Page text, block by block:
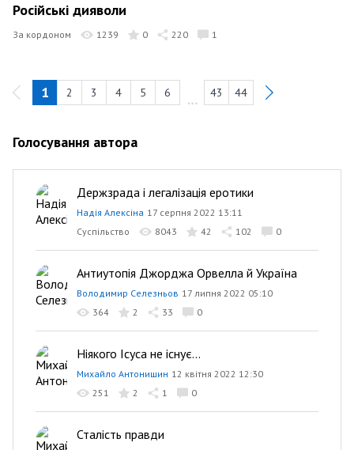
Російські дияволи
За кордоном 1239 0 220 1
1 2 3 4 5 6 43 44
Голосування автора
Держзрада і легалізація еротики
Надія Алексіна 17 серпня 2022 13:11
Суспільство
8043 42 102 0
Антиутопія Джорджа Орвелла й Україна
Володимир Селезньов 17 липня 2022 05:10
364
2 33 0
Ніякого Ісуса не існує...
Михайло Антонишин 12 квітня 2022 12:30
251
2 1 0
Сталість правди